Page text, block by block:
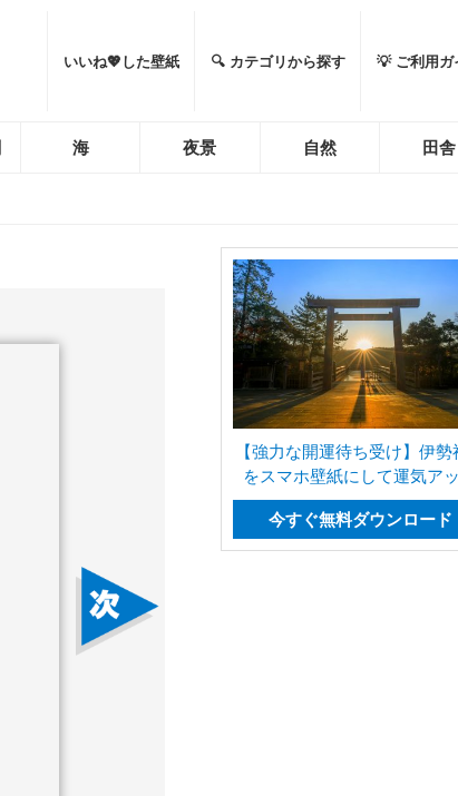
いいね💖した壁紙 🔍 カテゴリから探す 💡 ご利用ガ
海 夜景 自然 田舎
【強力な開運待ち受け】伊勢
をスマホ壁紙にして運気ア
今すぐ無料ダウンロード